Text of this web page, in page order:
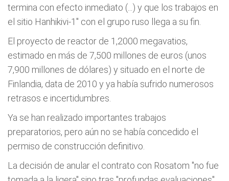
termina con efecto inmediato (...) y que los trabajos en
el sitio Hanhikivi-1" con el grupo ruso llega a su fin.
El proyecto de reactor de 1,2000 megavatios,
estimado en más de 7,500 millones de euros (unos
7,900 millones de dólares) y situado en el norte de
Finlandia, data de 2010 y ya había sufrido numerosos
retrasos e incertidumbres.
Ya se han realizado importantes trabajos
preparatorios, pero aún no se había concedido el
permiso de construcción definitivo.
La decisión de anular el contrato con Rosatom "no fue